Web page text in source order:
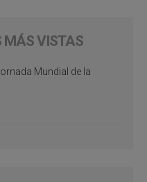
MÁS VISTAS
Mundial de la